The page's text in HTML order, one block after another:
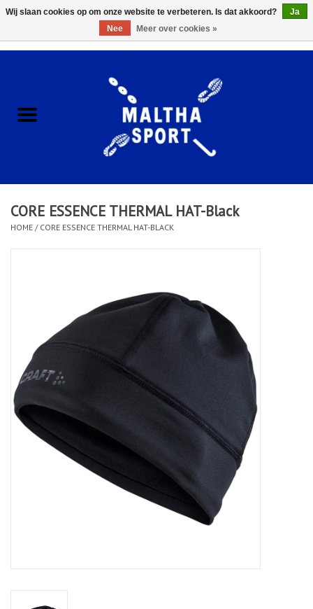
ACCESSOIRES/HARDWARE
KLEDING
CLUBSHOPS
Afspraak Loop Analyse
Diensten
Merken
CORE ESSENCE THERMAL HAT-Black
HOME / CORE ESSENCE THERMAL HAT-BLACK
Wij slaan cookies op om onze website te verbeteren. Is dat akkoord?
Ja
Nee
Meer over cookies »